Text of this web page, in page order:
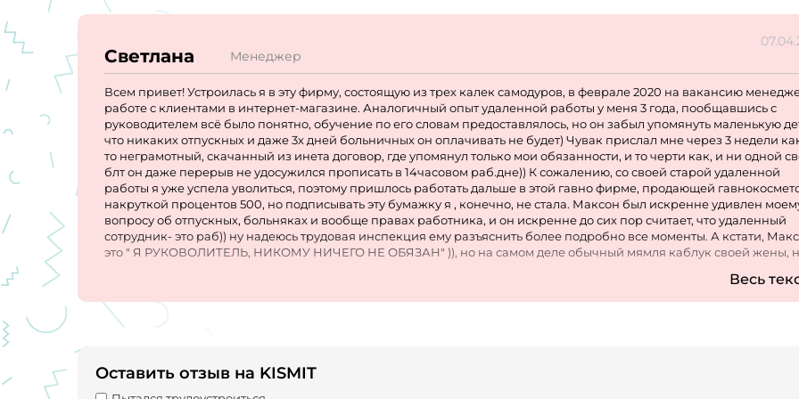
Светлана Менеджер
Всем привет! Устроилась я в эту фирму, состоящую из трех калек самодуров, в феврале 2020 на вакансию
работе с клиентами в интернет-магазине. Аналогичный опыт удаленной работы у меня 3 года, пообщавшись с
руководителем всё было понятно, обучение по его словам предоставлялось, но он забыл упомянуть маленькую
что никаких отпускных и даже 3х дней больничных он оплачивать не будет) Чувак прислал мне через 3 недели
то неграмотный, скачанный из инета договор, где упомянул только мои обязанности, и то черти как, и ни одной
блт он даже перерыв не удосужился прописать в 14часовом раб.дне)) К сожалению, со своей старой удаленной
работы я уже успела уволиться, поэтому пришлось работать дальше в этой гавно фирме, продающей
накруткой процентов 500, но подписывать эту бумажку я , конечно, не стала. Максон был искренне удивлен
вопросу об отпускных, больняках и вообще правах работника, и он искренне до сих пор считает, что удаленный
сотрудник- это раб)) ну надеюсь трудовая инспекция ему разъяснить более подробно все моменты. А кстати,
это " Я РУКОВОЛИТЕЛЬ, НИКОМУ НИЧЕГО НЕ ОБЯЗАН" )), но на самом деле обычный мямля каблук своей жены,
которую кст и ИП оформлено ( чувак, надеюсь ты как то числишься в организации женушки и платишь за себя
а если зайти в его инстаграм, то СЧАСТЛИВЫЙ МУЖ СЧАСТЛИВОЙ ЖЕНЫ И СЫНУЛЬКИ АХАХАХ. Ребята, по
возможности сразу шерстите соц.сети руководителей семейных подрядов и не только, и если видите это
фразу про счастливых людей, можно не продолжать, человек - ГАВНО )) ну так показывает практика сорян
которую ты сам, ка кдятел постоянно что то спрашиваешь, касательно работы и она раз в 2 дня может тебе ответит.
при этом будет заё**ть каждые полчаса по какой то неважной херне, ну видимо показывает что она работает лол
Весь
Оставить отзыв на KISMIT